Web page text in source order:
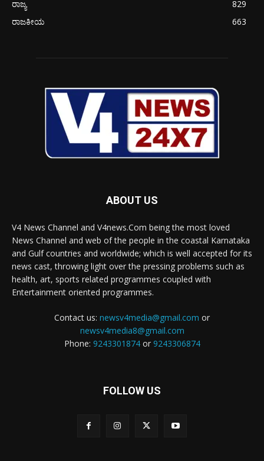
ರಾಜ್ಯ
829
ರಾಜಕೀಯ
663
ABOUT US
V4 News Channel and V4news.Com being the most loved
News Channel and web of the people in the coastal Karnataka
and Gulf countries and worldwide; which is well accepted for its
news cast, throwing light over the pressing problems such as
health, art, sports related programmes coupled with
Entertainment oriented programmes.
Contact us: newsv4media@gmail.com or
newsv4media8@gmail.com
Phone: 9243301874or 9243306874
FOLLOW US